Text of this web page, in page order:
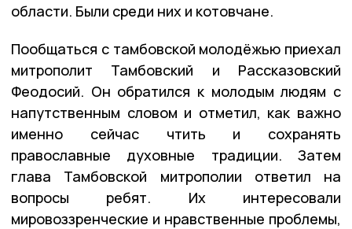
области. Были среди них и котовчане.
Пообщаться с тамбовской молодёжью приехал
митрополит Тамбовский и Рассказовский
Феодосий. Он обратился к молодым людям с
напутственным словом и отметил, как важно
именно сейчас чтить и сохранять
православные духовные традиции. Затем
глава Тамбовской митрополии ответил на
вопросы ребят. Их интересовали
мировоззренческие и нравственные проблемы,